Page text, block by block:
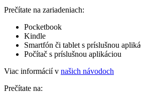
Prečítate na zariadeniach:
Pocketbook
Kindle
Smartfón či tablet s príslušnou
Počítač s príslušnou aplikáciou
Viac informácií v našich návodoch
Prečítate na: